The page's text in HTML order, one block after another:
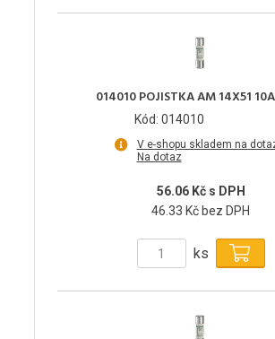
014010 POJISTKA AM 14X51
Kód: 014010
V e-shopu skladem na
Na dotaz
56.06 Kč s DPH
46.33 Kč bez DPH
ks